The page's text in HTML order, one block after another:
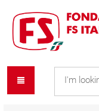
content
navigation
menu